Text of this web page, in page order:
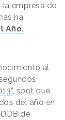
empresa de
ha
Año.
al
, spot que
del año en
de